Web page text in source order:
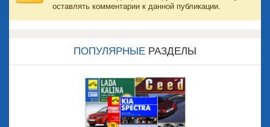
оставлять комментарии к данной публикации.
ПОПУЛЯРНЫЕ РАЗДЕЛЫ